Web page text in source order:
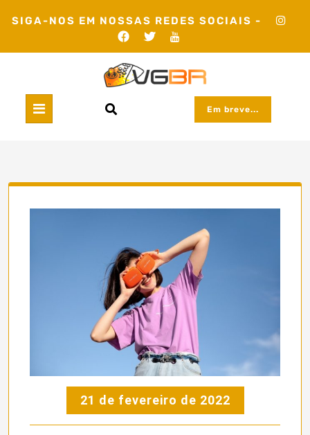
SIGA-NOS EM NOSSAS REDES SOCIAIS -
Em breve...
21 de fevereiro de 2022